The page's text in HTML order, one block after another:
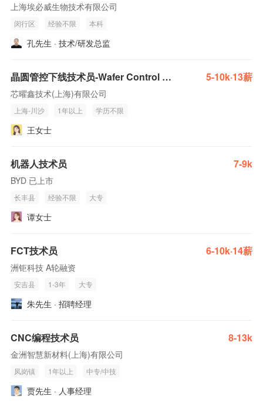
上海埃必威生物技术有限公司
闵行区 经验不限 本科
孔先生 · 技术/研发总监
晶圆管控下线技术员-Wafer Control Technician(J10450) 5-10k·13薪
芯曜鑫技术(上海)有限公司
上海-川沙 1年以上 学历不限
王女士
机器人技术员 7-9k
BYD 已上市
长丰县 经验不限 大专
谭女士
FCT技术员 6-10k·14薪
洲钜科技 A轮融资
安吉县 1-3年 大专
朱先生 · 招聘经理
CNC编程技术员 8-13k
金洲智慧新材料(上海)有限公司
凤岗镇 1年以上 中专/中技
贾先生 · 人事经理